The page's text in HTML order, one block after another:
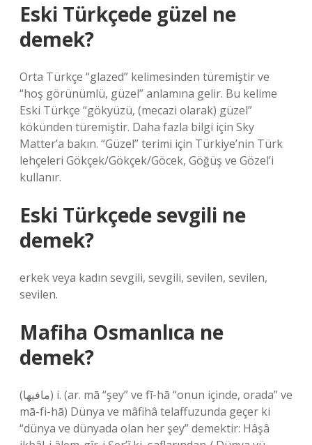
Eski Türkçede güzel ne
demek?
Orta Türkçe “glazed” kelimesinden türemiştir ve
“hoş görünümlü, güzel” anlamına gelir. Bu kelime
Eski Türkçe “gökyüzü, (mecazi olarak) güzel”
kökünden türemiştir. Daha fazla bilgi için Sky
Matter’a bakın. “Güzel” terimi için Türkiye’nin Türk
lehçeleri Gökçek/Gökçek/Göcek, Göğüş ve Gözel’i
kullanır.
Eski Türkçede sevgili ne
demek?
erkek veya kadın sevgili, sevgili, sevilen, sevilen,
sevilen.
Mafiha Osmanlıca ne
demek?
(ﻣﺎﻓﻴﻬﺎ) i. (ar. mā “şey” ve fī-hā “onun içinde, orada” ve
mā-fі-hā) Dünya ve mâfihâ telaffuzunda geçer ki
“dünya ve dünyada olan her şey” demektir: Hâşâ